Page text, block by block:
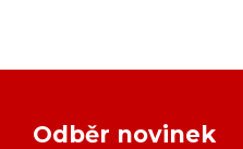
Odběr novinek